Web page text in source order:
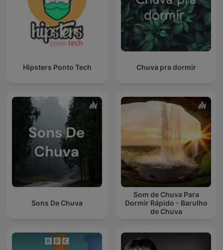
Hipsters Ponto Tech Chuva pra dormir
Sons De Chuva
Som de Chuva Para
Dormir Rápido - Barulho
de Chuva